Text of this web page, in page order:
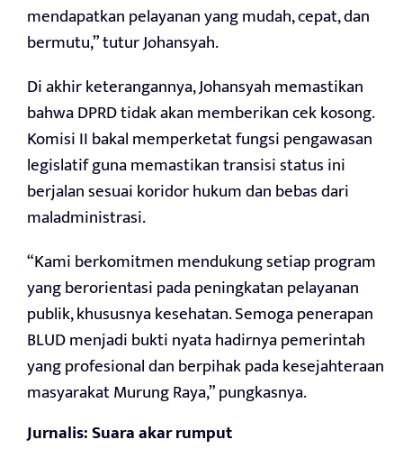
mendapatkan pelayanan yang mudah, cepat, dan
bermutu,” tutur Johansyah.
Di akhir keterangannya, Johansyah memastikan
bahwa DPRD tidak akan memberikan cek kosong.
Komisi II bakal memperketat fungsi pengawasan
legislatif guna memastikan transisi status ini
berjalan sesuai koridor hukum dan bebas dari
maladministrasi.
“Kami berkomitmen mendukung setiap program
yang berorientasi pada peningkatan pelayanan
publik, khususnya kesehatan. Semoga penerapan
BLUD menjadi bukti nyata hadirnya pemerintah
yang profesional dan berpihak pada kesejahteraan
masyarakat Murung Raya,” pungkasnya.
Jurnalis: Suara akar rumput